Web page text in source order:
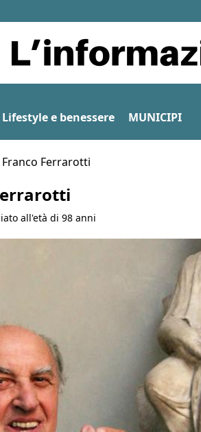
Lifestyle e benessere MUNICIPI
Ferrarotti
all'età di 98 anni